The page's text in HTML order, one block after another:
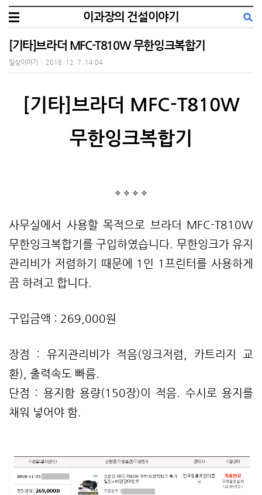
이과장의 건설이야기
[기타]브라더 MFC-T810W 무한잉크복합기
일상이야기 2018. 12. 7. 14:04
[기타]브라더 MFC-T810W
무한잉크복합기
사무실에서 사용할 목적으로 브라더 MFC-T810W
무한잉크복합기를 구입하였습니다. 무한잉크가 유지
관리비가 저렴하기 때문에 1인 1프린터를 사용하게
끔 하려고 합니다.
구입금액 : 269,000원
장점 : 유지관리비가 적음(잉크저렴, 카트리지 교
환), 출력속도 빠름.
단점 : 용지함 용량(150장)이 적음. 수시로 용지를
채워 넣어야 함.